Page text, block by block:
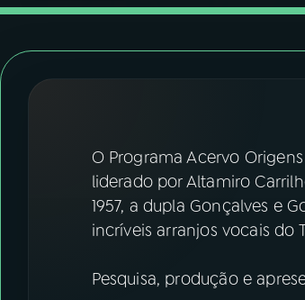
05PODCASTS
FESTIVAL DE MÚSICA
YouTube Facebook
O Programa Acervo
liderado por Altamiro
1957, a dupla Gonçalves e
incríveis arranjos vocais do
Pesquisa, produção e